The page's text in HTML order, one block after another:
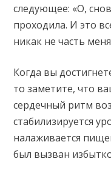
следующее: «О,
проходила. И это
никак не часть
Когда вы
то заметите, что
сердечный ритм
стабилизируется
налаживается
был вызван